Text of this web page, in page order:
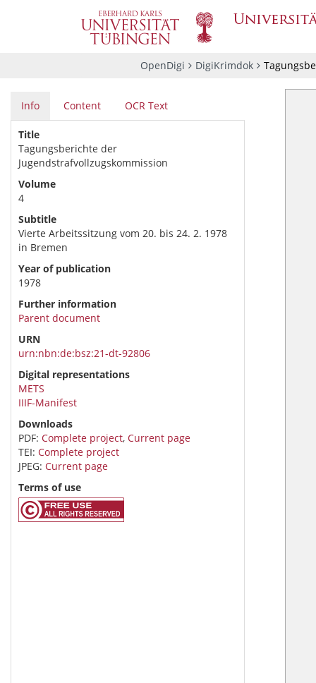
OpenDigi DigiKrimdok
Info Content OCR Text
Title
Tagungsberichte der
Jugendstrafvollzugskommission
Volume
4
Subtitle
Vierte Arbeitssitzung vom 20. bis 24. 2. 1978
in Bremen
Year of publication
1978
Further information
Parent document
URN
urn:nbn:de:bsz:21-dt-92806
Digital representations
METS
IIIF-Manifest
Downloads
PDF: Complete project, Current page
TEI: Complete project
JPEG: Current page
Terms of use